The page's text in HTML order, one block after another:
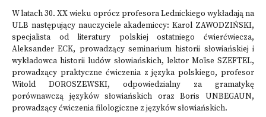
W latach 30. XX wieku oprócz profesora Lednickiego wykładają na
ULB następujący nauczyciele akademiccy: Karol ZAWODZIŃSKI,
specjalista od literatury polskiej ostatniego ćwierćwiecza,
Aleksander ECK, prowadzący seminarium historii słowiańskiej i
wykładowca historii ludów słowiańskich, lektor Moïse SZEFTEL,
prowadzący praktyczne ćwiczenia z języka polskiego, profesor
Witold DOROSZEWSKI, odpowiedzialny za gramatykę
porównawczą języków słowiańskich oraz Boris UNBEGAUN,
prowadzący ćwiczenia filologiczne z języków słowiańskich.